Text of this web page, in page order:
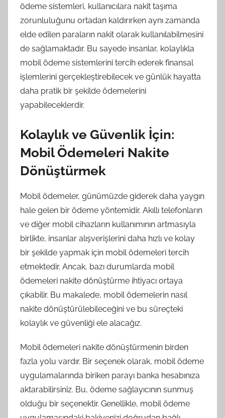
ödeme sistemleri, kullanıcılara nakit taşıma
zorunluluğunu ortadan kaldırırken aynı zamanda
elde edilen paraların nakit olarak kullanılabilmesini
de sağlamaktadır. Bu sayede insanlar, kolaylıkla
mobil ödeme sistemlerini tercih ederek finansal
işlemlerini gerçekleştirebilecek ve günlük hayatta
daha pratik bir şekilde ödemelerini
yapabileceklerdir.
Kolaylık ve Güvenlik İçin:
Mobil Ödemeleri Nakite
Dönüştürmek
Mobil ödemeler, günümüzde giderek daha yaygın
hale gelen bir ödeme yöntemidir. Akıllı telefonların
ve diğer mobil cihazların kullanımının artmasıyla
birlikte, insanlar alışverişlerini daha hızlı ve kolay
bir şekilde yapmak için mobil ödemeleri tercih
etmektedir. Ancak, bazı durumlarda mobil
ödemeleri nakite dönüştürme ihtiyacı ortaya
çıkabilir. Bu makalede, mobil ödemelerin nasıl
nakite dönüştürülebileceğini ve bu süreçteki
kolaylık ve güvenliği ele alacağız.
Mobil ödemeleri nakite dönüştürmenin birden
fazla yolu vardır. Bir seçenek olarak, mobil ödeme
uygulamalarında biriken parayı banka hesabınıza
aktarabilirsiniz. Bu, ödeme sağlayıcının sunmuş
olduğu bir seçenektir. Genellikle, mobil ödeme